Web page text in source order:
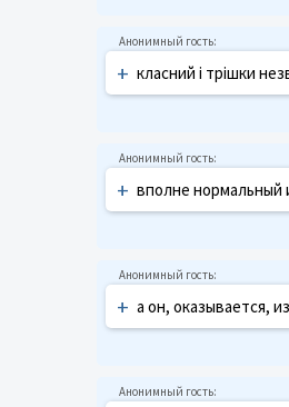
+ класний і трішки
+ вполне нормальный
+ а он, оказывается,